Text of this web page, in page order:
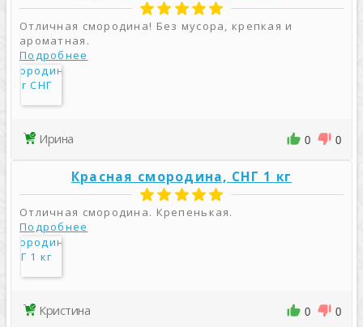
Отличная смородина! Без мусора, крепкая и
ароматная.
Подробнее
Ирина 0 0
Красная смородина, СНГ 1 кг
Отличная смородина. Крепенькая.
Подробнее
Кристина 0 0